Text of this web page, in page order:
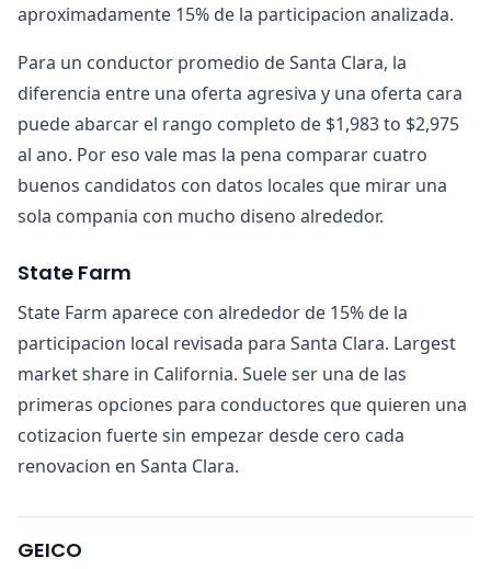
aproximadamente 15% de la participacion analizada.
Para un conductor promedio de Santa Clara, la
diferencia entre una oferta agresiva y una oferta cara
puede abarcar el rango completo de $1,983 to $2,975
al ano. Por eso vale mas la pena comparar cuatro
buenos candidatos con datos locales que mirar una
sola compania con mucho diseno alrededor.
State Farm
State Farm aparece con alrededor de 15% de la
participacion local revisada para Santa Clara. Largest
market share in California. Suele ser una de las
primeras opciones para conductores que quieren una
cotizacion fuerte sin empezar desde cero cada
renovacion en Santa Clara.
GEICO